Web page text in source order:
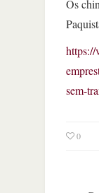
Os
sem-
0